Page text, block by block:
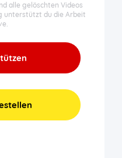
alle gelöschten Videos
unterstützt du die Arbeit